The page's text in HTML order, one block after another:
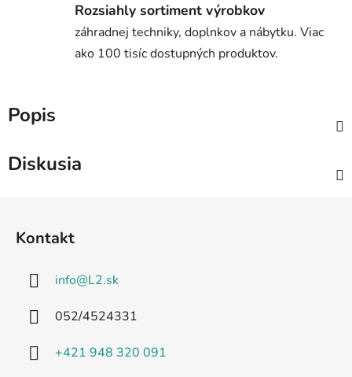
Rozsiahly sortiment výrobkov
záhradnej techniky, doplnkov a nábytku. Viac
ako 100 tisíc dostupných produktov.
Popis
Diskusia
Kontakt
info@L2.sk
052/4524331
+421 948 320 091